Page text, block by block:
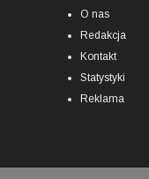
O nas
Redakcja
Kontakt
Statystyki
Reklama